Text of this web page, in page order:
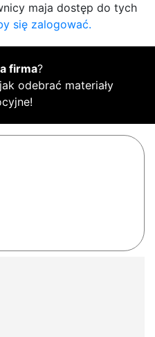
maja dostęp do tych
się zalogować.
firma?
odebrać materiały